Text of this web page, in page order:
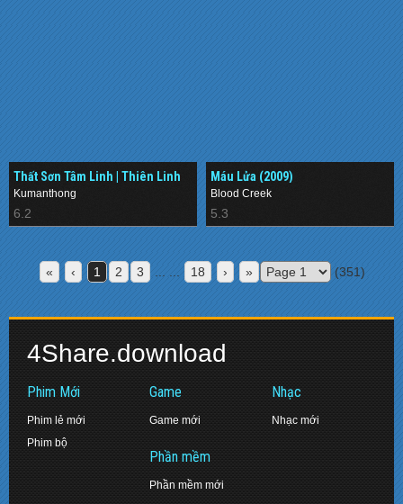
Thất Sơn Tâm Linh | Thiên Linh
Cái (2019)
Kumanthong
6.2
Máu Lửa (2009)
Blood Creek
5.3
« ‹ 1 2 3 18 › » (351)
4Share.download
Phim Mới
Phim lẻ mới
Phim bộ
Game
Game mới
Phần mềm
Phần mềm mới
Nhạc
Nhạc mới